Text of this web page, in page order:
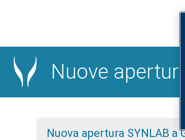
Nuove aperture
Nuova apertura SYNLAB a